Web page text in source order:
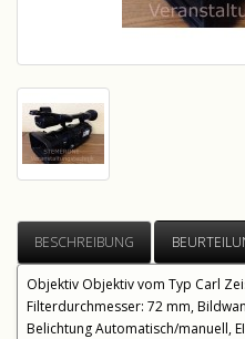
BESCHREIBUNG
Objektiv Objektiv vom Typ Carl
Filterdurchmesser: 72 mm,
Belichtung Automatisch/manuell,